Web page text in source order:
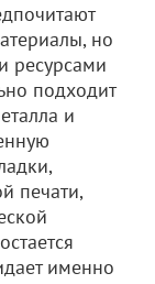
но
ресурсами
подходит
и
печати,
именно